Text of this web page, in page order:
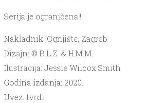
Serija je ograničena!!!
Nakladnik: Ognjište, Zagreb
Dizajn: © B.L.Z. & H.M.M.
Ilustracija: Jessie Wilcox Smith
Godina izdanja: 2020.
Uvez: tvrdi